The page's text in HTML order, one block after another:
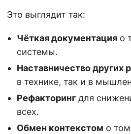
Это выглядит так:
Чёткая документация о
системы.
Наставничество других
в технике, так и в
Рефакторинг для
всех.
Обмен контекстом о